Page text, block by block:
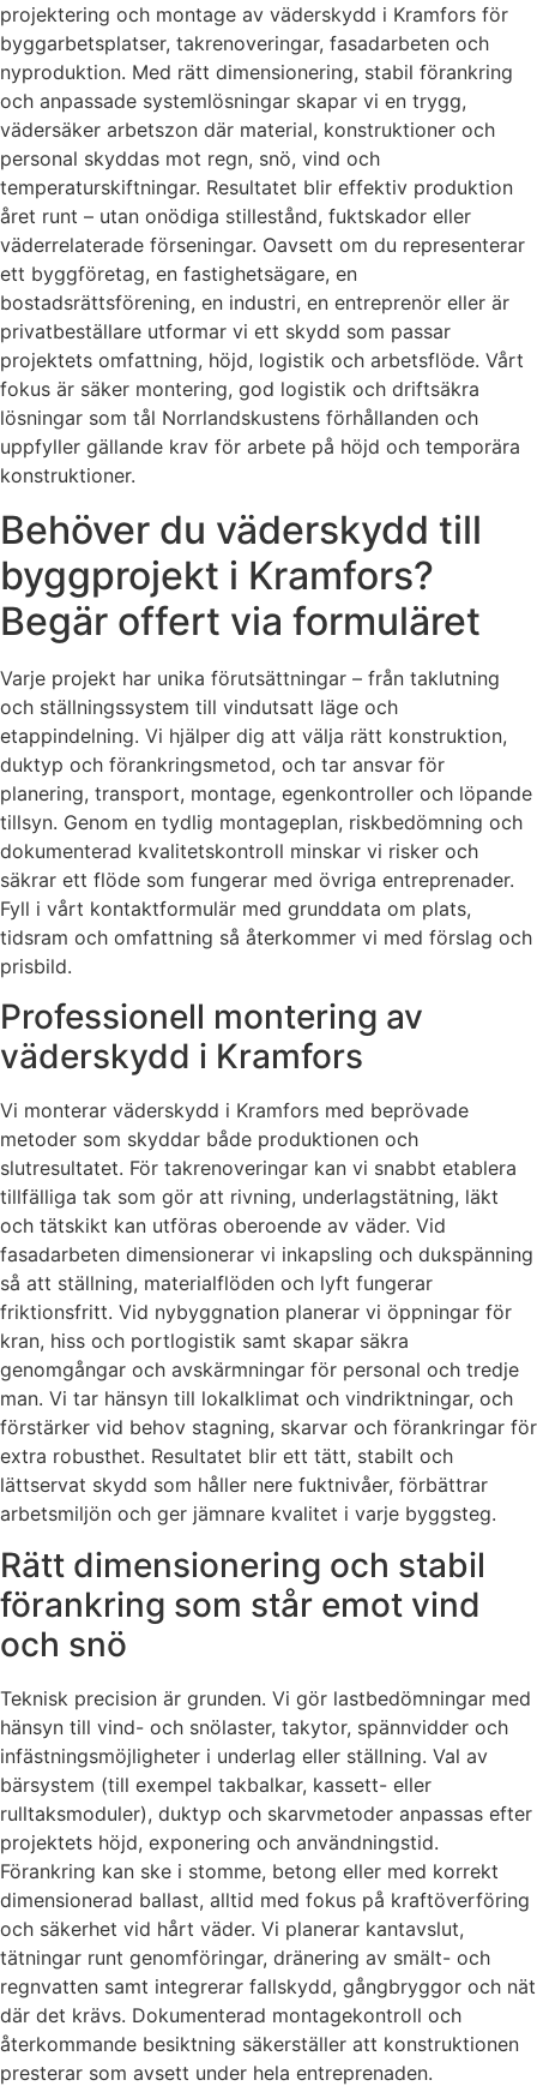
projektering och montage av väderskydd i Kramfors för
byggarbetsplatser, takrenoveringar, fasadarbeten och
nyproduktion. Med rätt dimensionering, stabil förankring
och anpassade systemlösningar skapar vi en trygg,
vädersäker arbetszon där material, konstruktioner och
personal skyddas mot regn, snö, vind och
temperaturskiftningar. Resultatet blir effektiv produktion
året runt – utan onödiga stillestånd, fuktskador eller
väderrelaterade förseningar. Oavsett om du representerar
ett byggföretag, en fastighetsägare, en
bostadsrättsförening, en industri, en entreprenör eller är
privatbeställare utformar vi ett skydd som passar
projektets omfattning, höjd, logistik och arbetsflöde. Vårt
fokus är säker montering, god logistik och driftsäkra
lösningar som tål Norrlandskustens förhållanden och
uppfyller gällande krav för arbete på höjd och temporära
konstruktioner.
Behöver du väderskydd till
byggprojekt i Kramfors?
Begär offert via formuläret
Varje projekt har unika förutsättningar – från taklutning
och ställningssystem till vindutsatt läge och
etappindelning. Vi hjälper dig att välja rätt konstruktion,
duktyp och förankringsmetod, och tar ansvar för
planering, transport, montage, egenkontroller och löpande
tillsyn. Genom en tydlig montageplan, riskbedömning och
dokumenterad kvalitetskontroll minskar vi risker och
säkrar ett flöde som fungerar med övriga entreprenader.
Fyll i vårt kontaktformulär med grunddata om plats,
tidsram och omfattning så återkommer vi med förslag och
prisbild.
Professionell montering av
väderskydd i Kramfors
Vi monterar väderskydd i Kramfors med beprövade
metoder som skyddar både produktionen och
slutresultatet. För takrenoveringar kan vi snabbt etablera
tillfälliga tak som gör att rivning, underlagstätning, läkt
och tätskikt kan utföras oberoende av väder. Vid
fasadarbeten dimensionerar vi inkapsling och dukspänning
så att ställning, materialflöden och lyft fungerar
friktionsfritt. Vid nybyggnation planerar vi öppningar för
kran, hiss och portlogistik samt skapar säkra
genomgångar och avskärmningar för personal och tredje
man. Vi tar hänsyn till lokalklimat och vindriktningar, och
förstärker vid behov stagning, skarvar och förankringar för
extra robusthet. Resultatet blir ett tätt, stabilt och
lättservat skydd som håller nere fuktnivåer, förbättrar
arbetsmiljön och ger jämnare kvalitet i varje byggsteg.
Rätt dimensionering och stabil
förankring som står emot vind
och snö
Teknisk precision är grunden. Vi gör lastbedömningar med
hänsyn till vind- och snölaster, takytor, spännvidder och
infästningsmöjligheter i underlag eller ställning. Val av
bärsystem (till exempel takbalkar, kassett- eller
rulltaksmoduler), duktyp och skarvmetoder anpassas efter
projektets höjd, exponering och användningstid.
Förankring kan ske i stomme, betong eller med korrekt
dimensionerad ballast, alltid med fokus på kraftöverföring
och säkerhet vid hårt väder. Vi planerar kantavslut,
tätningar runt genomföringar, dränering av smält- och
regnvatten samt integrerar fallskydd, gångbryggor och nät
där det krävs. Dokumenterad montagekontroll och
återkommande besiktning säkerställer att konstruktionen
presterar som avsett under hela entreprenaden.